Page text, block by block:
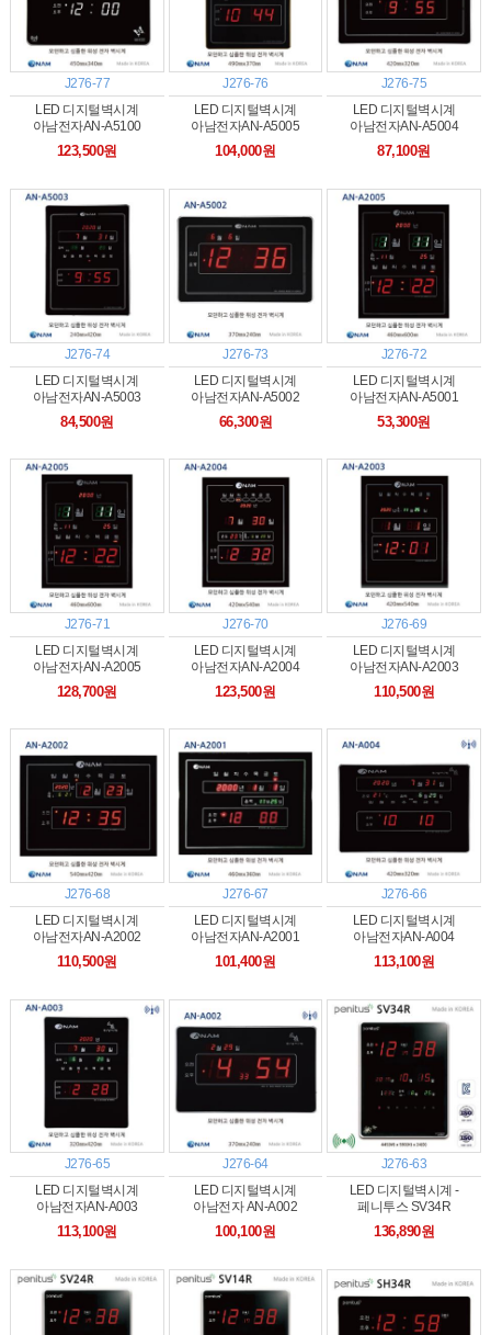
J276-77
LED 디지털벽시계
아남전자AN-A5100
123,500원
J276-76
LED 디지털벽시계
아남전자AN-A5005
104,000원
J276-75
LED 디지털벽시계
아남전자AN-A5004
87,100원
J276-74
LED 디지털벽시계
아남전자AN-A5003
84,500원
J276-73
LED 디지털벽시계
아남전자AN-A5002
66,300원
J276-72
LED 디지털벽시계
아남전자AN-A5001
53,300원
J276-71
LED 디지털벽시계
아남전자AN-A2005
128,700원
J276-70
LED 디지털벽시계
아남전자AN-A2004
123,500원
J276-69
LED 디지털벽시계
아남전자AN-A2003
110,500원
J276-68
LED 디지털벽시계
아남전자AN-A2002
110,500원
J276-67
LED 디지털벽시계
아남전자AN-A2001
101,400원
J276-66
LED 디지털벽시계
아남전자AN-A004
113,100원
J276-65
LED 디지털벽시계
아남전자AN-A003
113,100원
J276-64
LED 디지털벽시계
아남전자 AN-A002
100,100원
J276-63
LED 디지털벽시계 -
페니투스 SV34R
136,890원